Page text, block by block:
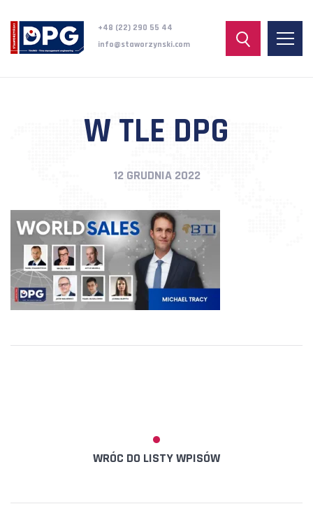
+48 (22) 290 55 44
info@staworzynski.com
W TLE DPG
12 GRUDNIA 2022
WRÓC DO LISTY WPISÓW